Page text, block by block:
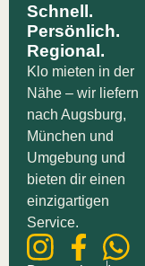
Schnell.
Persönlich.
Regional.
Klo mieten in der
Nähe​ – wir liefern
nach Augsburg,
München und
Umgebung und
bieten dir einen
einzigartigen
Service.